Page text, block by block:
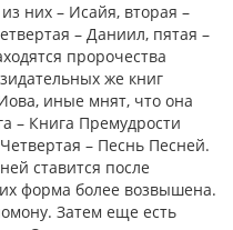
них – Исайя, вторая –
– Даниил, пятая –
пророчества
же книг
иные мнят, что она
– Книга Премудрости
– Песнь Песней.
ставится после
форма более возвышена.
Затем еще есть